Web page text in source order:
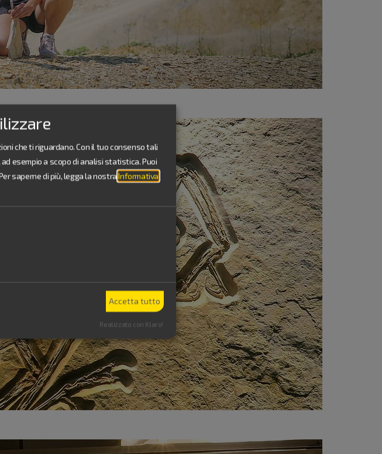
che ti riguardano. Con il tuo consenso tali
esempio a scopo di analisi statistica. Puoi
saperne di più, legga la nostraInformativa
Accetta tutto
Realizzato con Klaro!